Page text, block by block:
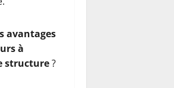
avantages
à
structure?